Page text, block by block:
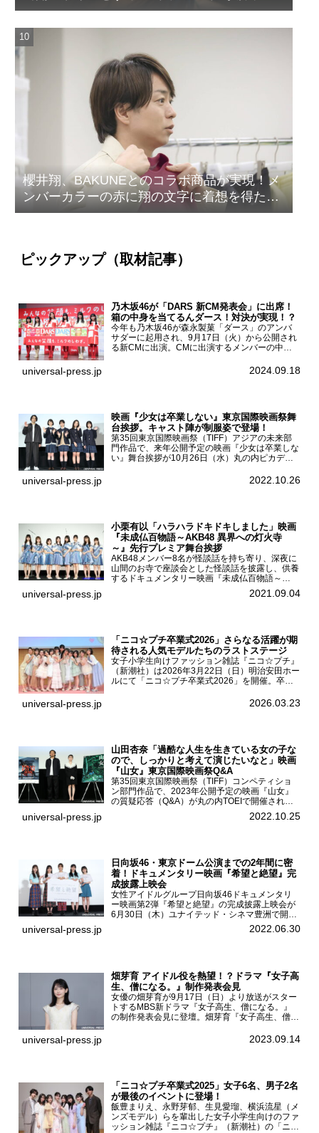
櫻井翔、BAKUNEとのコラボ商品が実現！メ
ンバーカラーの赤に翔の文字に着想を得たデ
ザイン
ピックアップ（取材記事）
乃木坂46が「DARS 新CM発表会」に出席！
箱の中身を当てるんダース！対決が実現！？
今年も乃木坂46が森永製菓「ダース」のアンバ
サダーに起用され、9月17日（火）から公開され
る新CMに出演。CMに出演するメンバーの中か
一ノ瀬美空、菅原咲月が都内にて開催された
universal-press.jp 2024.09.18
映画『少女は卒業しない』東京国際映画祭舞
台挨拶。キャスト陣が制服姿で登場！
第35回東京国際映画祭（TIFF）アジアの未来部
門作品で、来年公開予定の映画『少女は卒業しな
い』舞台挨拶が10月26日（水）丸の内ピカデリ
宮山莉渚、中井友望、監督の中川駿が登壇。映画
universal-press.jp 2022.10.26
小栗有以「ハラハラドキドキしました」映画
『未成仏百物語～AKB48 異界への灯火寺
～』先行プレミア舞台挨拶
AKB48メンバー8名が怪談話を持ち寄り、深夜に
山間のお寺で座談会とした怪談話を披露し、供養
するドキュメンタリー映画『未成仏百物語～
AKB48異界への灯火寺～』の先行プレミア舞台
挨拶が東京・ユナイテッド・シネマ豊洲で開催さ
universal-press.jp 2021.09.04
「ニコ☆プチ卒業式2026」さらなる活躍が期
待される人気モデルたちのラストステージ
女子小学生向けファッション雑誌『ニコ☆プチ』
（新潮社）は2026年3月22日（日）明治安田ホー
ルにて「ニコ☆プチ卒業式2026」を開催。卒業
ん、末永ひなた、高梨琴乃、土井ありさ、藤田蒼
universal-press.jp 2026.03.23
山田杏奈「過酷な人生を生きている女の子な
ので、しっかりと考えて演じたいなと」映画
『山女』東京国際映画祭Q&A
第35回東京国際映画祭（TIFF）コンペティショ
ン部門作品で、2023年公開予定の映画『山女』
の質疑応答（Q&A）が丸の内TOEIで開催され、
主演を務めた女優の山田杏奈、監督の福永壮志が
登壇。本作について語った。映画『山女』第35
universal-press.jp 2022.10.25
日向坂46・東京ドーム公演までの2年間に密
着！ドキュメンタリー映画『希望と絶望』完
成披露上映会
女性アイドルグループ日向坂46ドキュメンタリ
ー映画第2弾『希望と絶望』の完成披露上映会が
6月30日（木）ユナイテッド・シネマ豊洲で開催
され、日向坂46メンバーの加藤史帆、齊藤京
子、佐々木久美、富田鈴花、松田好花の5人が登
universal-press.jp 2022.06.30
畑芽育 アイドル役を熱望！？ドラマ『女子高
生、僧になる。』制作発表会見
女優の畑芽育が9月17日（日）より放送がスター
トするMBS新ドラマ『女子高生、僧になる。』
の制作発表会見に登壇。畑芽育『女子高生、僧に
ーについて「下白石麦は頭にビックリマークと、
universal-press.jp 2023.09.14
「ニコ☆プチ卒業式2025」女子6名、男子2名
が最後のイベントに登場！
飯豊まりえ、永野芽郁、生見愛瑠、横浜流星（メ
ンズモデル）らを輩出した女子小学生向けのファ
ッション雑誌『ニコ☆プチ』（新潮社）の「ニコ